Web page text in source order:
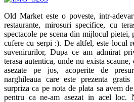
Old Market este o poveste, intr-
restaurante, mirosuri specifice, cu
spectacole pe scena din mijlocul
cufere cu serpi :). De altfel, este locul
suvenirurilor, Dupa ce am admirat
terasa autentica, unde nu exista
asezate pe jos, acoperite de
narghileaua care este prezenta
surpriza ca pe nota de plata sa avem
pentru ca ne-am asezat in acel loc.